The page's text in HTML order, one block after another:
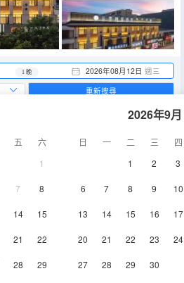
2026年08月12日 週三
1 晚
五
六
1
7 8
14 15
21 22
28 29
2026年9月
日 一 二 三
四
1
2 3
6 7 8 9 10
13 14 15 16 17
20 21 22 23 24
27 28 29 30
重新搜尋
淋浴
優選大床房【全屋智能】